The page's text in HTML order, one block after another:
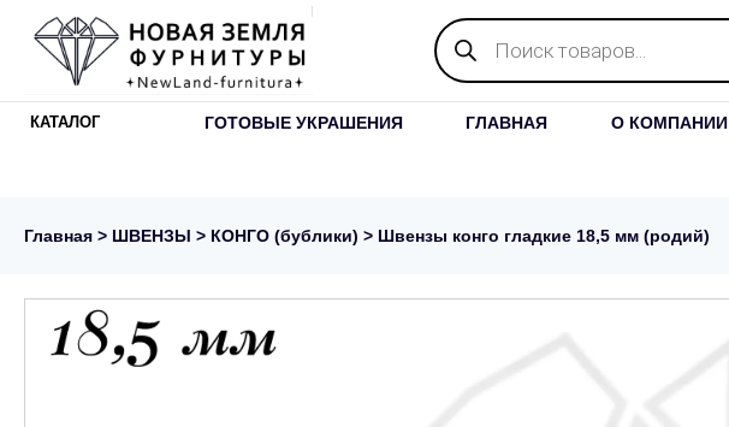
Поиск
товаров
КАТАЛОГ ГОТОВЫЕ УКРАШЕНИЯ ГЛАВНАЯ О КОМПАНИИ
Главная > ШВЕНЗЫ > КОНГО (бублики) > Швензы конго гладкие 18,5 мм (родий)